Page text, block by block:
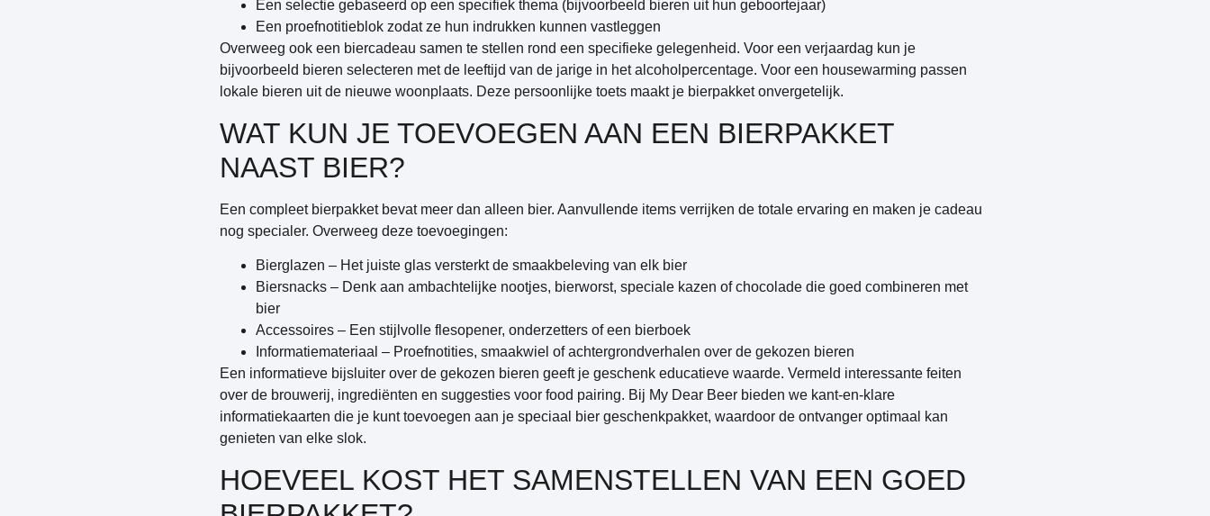
Een selectie gebaseerd op een specifiek thema (bijvoorbeeld bieren uit hun geboortejaar)
Een proefnotitieblok zodat ze hun indrukken kunnen vastleggen
Overweeg ook een biercadeau samen te stellen rond een specifieke gelegenheid. Voor een verjaardag kun je
bijvoorbeeld bieren selecteren met de leeftijd van de jarige in het alcoholpercentage. Voor een housewarming passen
lokale bieren uit de nieuwe woonplaats. Deze persoonlijke toets maakt je bierpakket onvergetelijk.
WAT KUN JE TOEVOEGEN AAN EEN BIERPAKKET
NAAST BIER?
Een compleet bierpakket bevat meer dan alleen bier. Aanvullende items verrijken de totale ervaring en maken je cadeau
nog specialer. Overweeg deze toevoegingen:
Bierglazen – Het juiste glas versterkt de smaakbeleving van elk bier
Biersnacks – Denk aan ambachtelijke nootjes, bierworst, speciale kazen of chocolade die goed combineren met
bier
Accessoires – Een stijlvolle flesopener, onderzetters of een bierboek
Informatiemateriaal – Proefnotities, smaakwiel of achtergrondverhalen over de gekozen bieren
Een informatieve bijsluiter over de gekozen bieren geeft je geschenk educatieve waarde. Vermeld interessante feiten
over de brouwerij, ingrediënten en suggesties voor food pairing. Bij My Dear Beer bieden we kant-en-klare
informatiekaarten die je kunt toevoegen aan je speciaal bier geschenkpakket, waardoor de ontvanger optimaal kan
genieten van elke slok.
HOEVEEL KOST HET SAMENSTELLEN VAN EEN GOED